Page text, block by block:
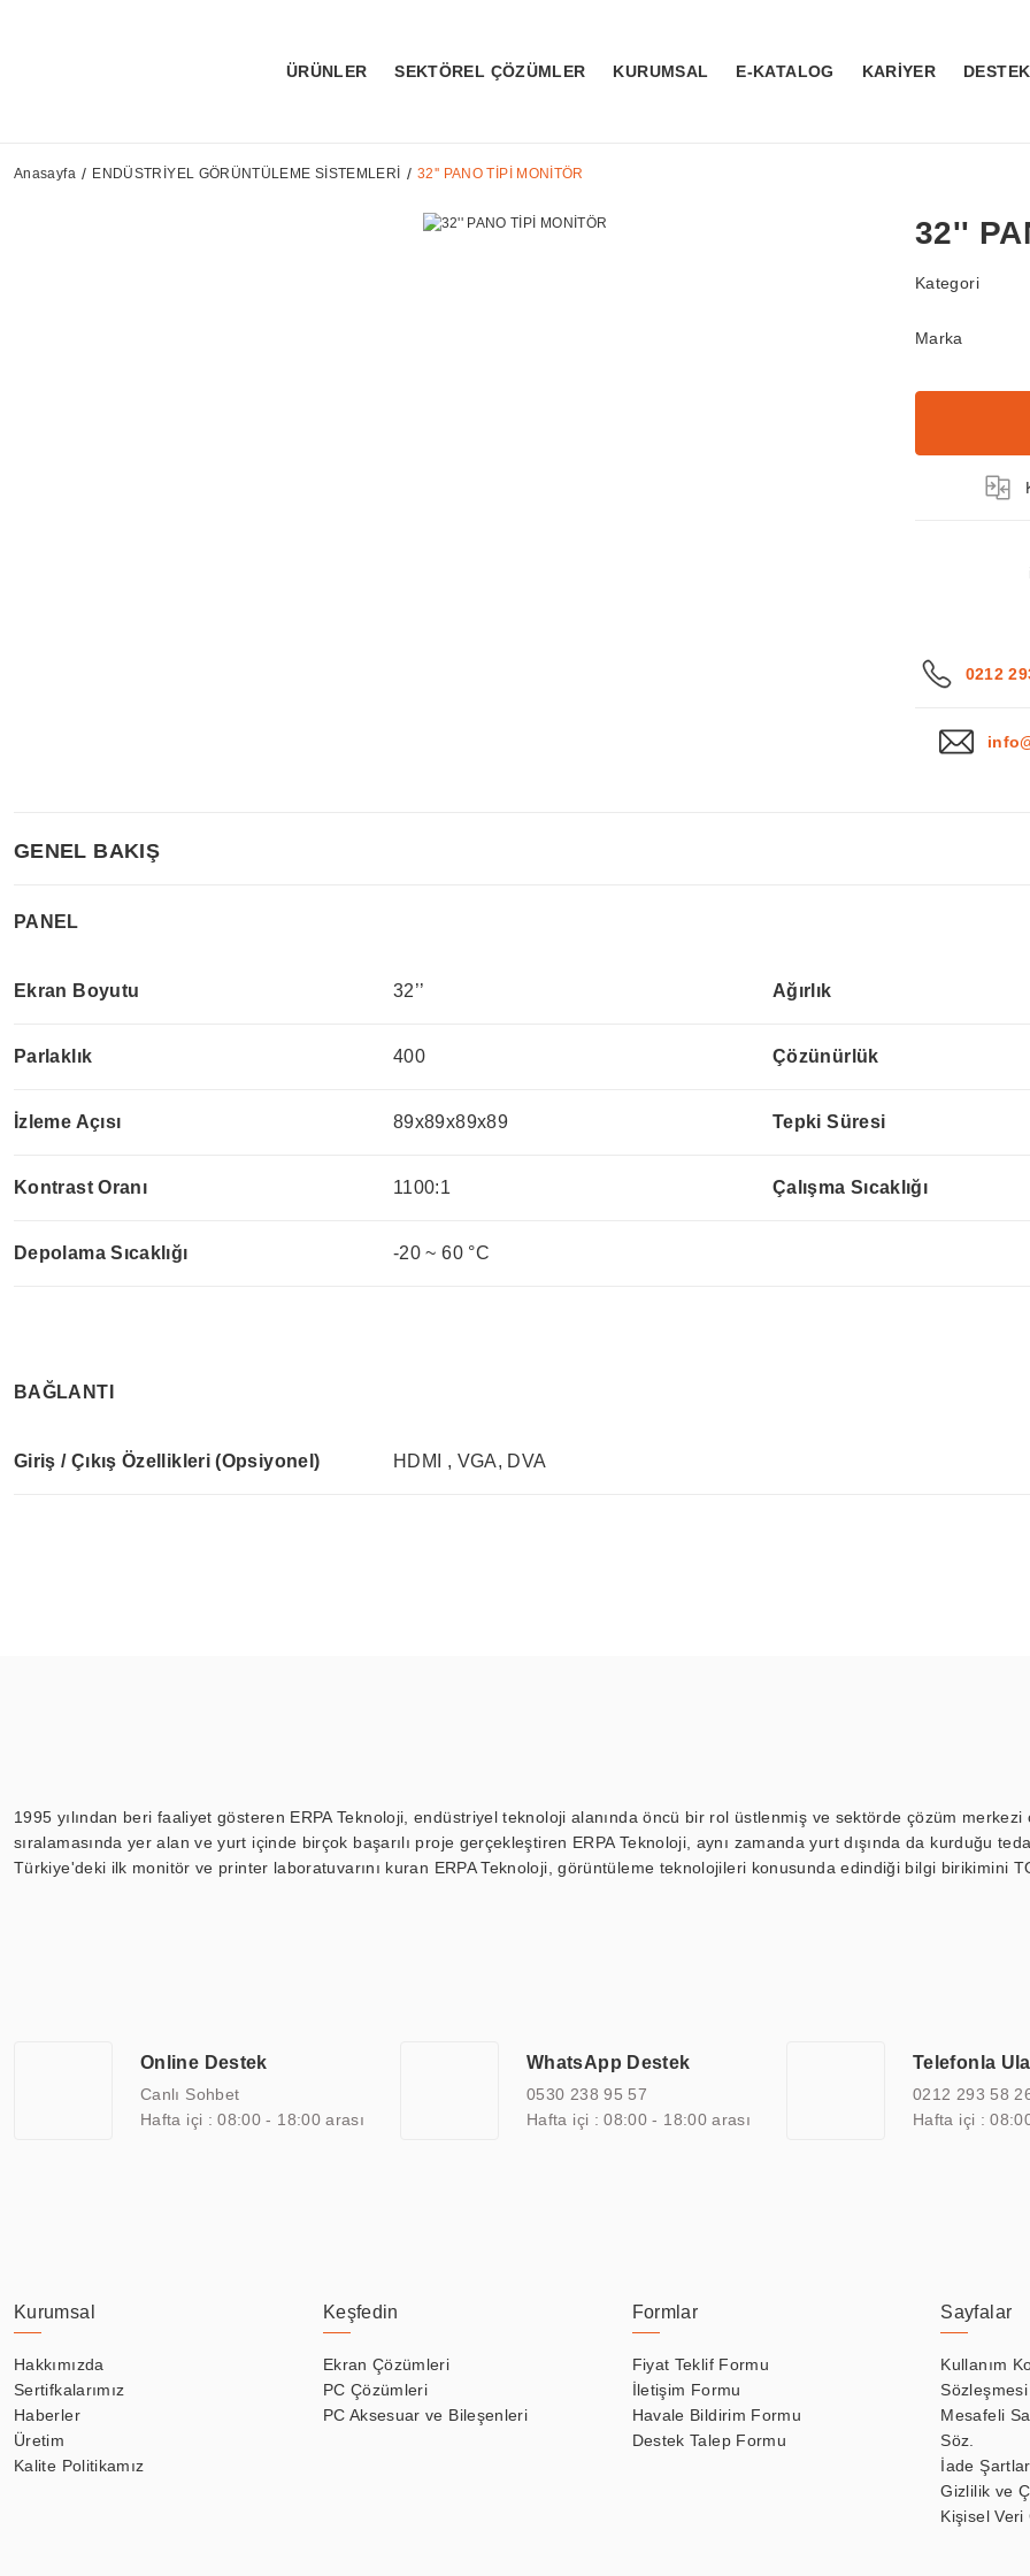
ÜRÜNLER SEKTÖREL ÇÖZÜMLER KURUMSAL E-KATALOG KARİYER DESTEK
Anasayfa ENDÜSTRİYEL GÖRÜNTÜLEME SİSTEMLERİ 32'' PANO TİPİ MONİTÖR
32''
Kategori
Marka
0212
GENEL BAKIŞ
PANEL
Ekran Boyutu 32’’ Ağırlık
Parlaklık 400 Çözünürlük
İzleme Açısı 89x89x89x89 Tepki Süresi
Kontrast Oranı 1100:1 Çalışma Sıcaklığı
Depolama Sıcaklığı -20 ~ 60 °C
BAĞLANTI
Giriş / Çıkış Özellikleri (Opsiyonel) HDMI , VGA, DVA
1995 yılından beri faaliyet gösteren ERPA Teknoloji, endüstriyel teknoloji alanında öncü bir rol üstlenmiş ve sektörde çözüm
sıralamasında yer alan ve yurt içinde birçok başarılı proje gerçekleştiren ERPA Teknoloji, aynı zamanda yurt dışında da kurduğu
Türkiye'deki ilk monitör ve printer laboratuvarını kuran ERPA Teknoloji, görüntüleme teknolojileri konusunda edindiği bilgi birikimini
yılların getirdiği bilgi ve tecrübe ile birleştiren ERPA Teknoloji, özel çözümleri ile iş ortaklarının öne çıkmasına ve sürekli gelişimine
Online Destek
Canlı Sohbet
Hafta içi : 08:00 - 18:00 arası
WhatsApp Destek
0530 238 95 57
Hafta içi : 08:00 - 18:00 arası
Telefonla
0212 293 58
Hafta içi :
Kurumsal
Hakkımızda
Sertifkalarımız
Haberler
Üretim
Kalite Politikamız
Keşfedin
Ekran Çözümleri
PC Çözümleri
PC Aksesuar ve Bileşenleri
Formlar
Fiyat Teklif Formu
İletişim Formu
Havale Bildirim Formu
Destek Talep Formu
Sayfalar
Kullanım
Sözleşmesi
Mesafeli
Söz.
İade
Gizlilik ve
Kişisel Veri